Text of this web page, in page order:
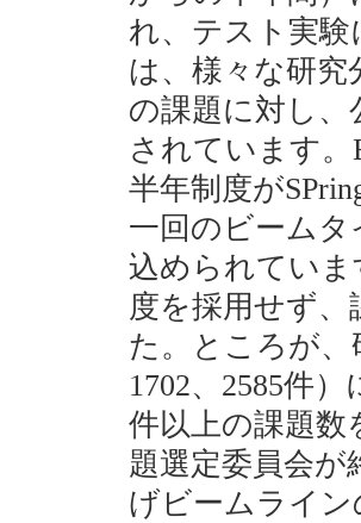
れ、テスト実
は、様々な研究
の課題に対し
されています。
半年制度が
一回のビーム
込められてい
度を採用せず
た。ところが、
1702、2585件
件以上の課題数
題選定委員会
げビームライ